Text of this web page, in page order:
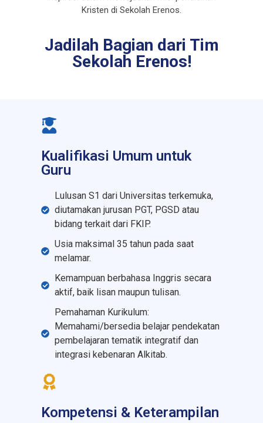
Kristen di Sekolah Erenos.
Jadilah Bagian dari Tim
Sekolah Erenos!
Kualifikasi Umum untuk
Guru
Lulusan S1 dari Universitas terkemuka,
diutamakan jurusan PGT, PGSD atau
bidang terkait dari FKIP.
Usia maksimal 35 tahun pada saat
melamar.
Kemampuan berbahasa Inggris secara
aktif, baik lisan maupun tulisan.
Pemahaman Kurikulum:
Memahami/bersedia belajar pendekatan
pembelajaran tematik integratif dan
integrasi kebenaran Alkitab.
Kompetensi & Keterampilan